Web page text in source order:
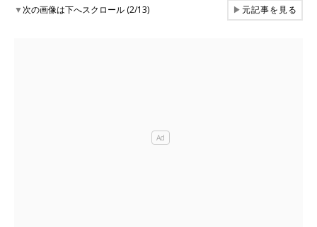
▼次の画像は下へスクロール (2/13) ▶元記事を見る